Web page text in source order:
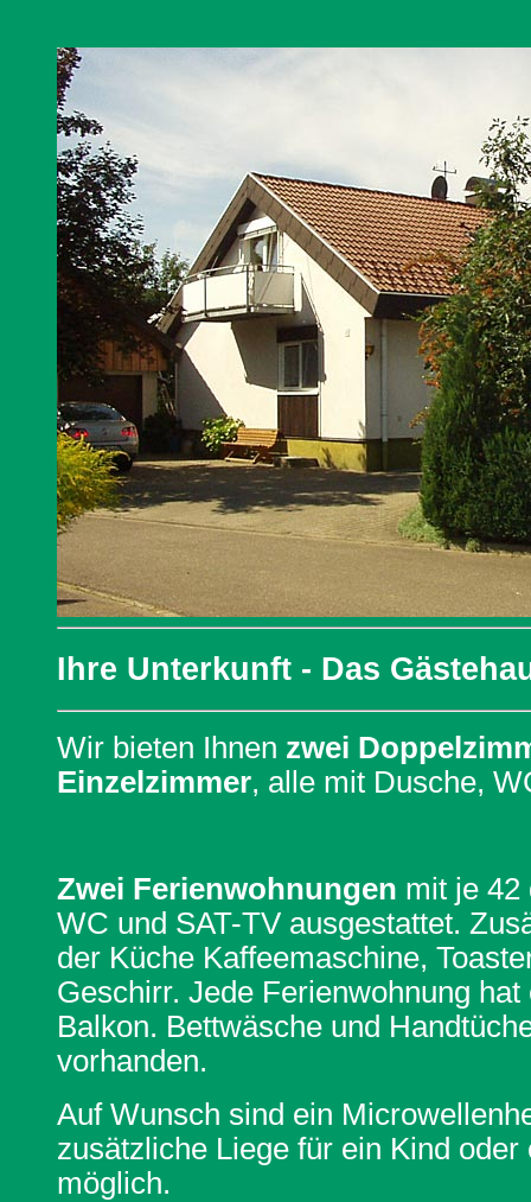
Ihre Unterkunft - Das
Wir bieten Ihnen zwei
Einzelzimmer, alle mit Dusche,
Zwei Ferienwohnungen mit je 42
WC und SAT-TV ausgestattet.
der Küche Kaffeemaschine,
Geschirr. Jede Ferienwohnung hat
Balkon. Bettwäsche und
vorhanden.
Auf Wunsch sind ein
zusätzliche Liege für ein Kind oder
möglich.